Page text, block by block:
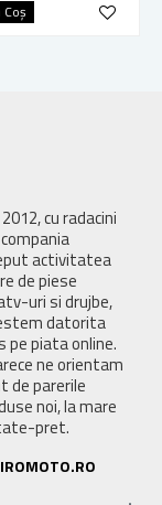
cu radacini
activitatea
de piese
uri si drujbe,
datorita
pe piata online.
ne orientam
de parerile
noi, la mare
pret.